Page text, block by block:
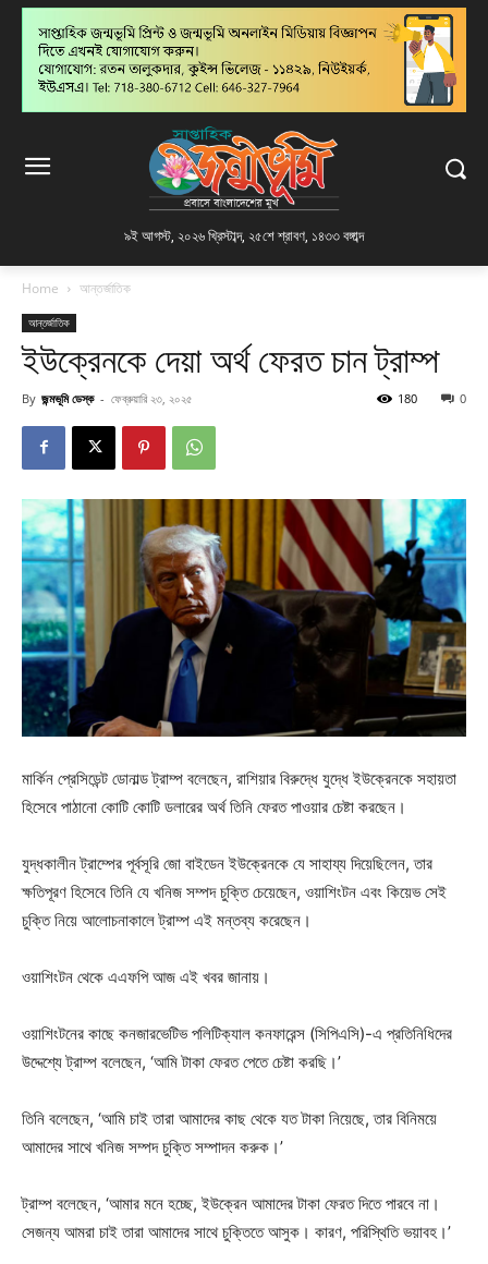
৯ই আগস্ট, ২০২৬ খ্রিস্টাব্দ, ২৫শে শ্রাবণ, ১৪৩৩ বঙ্গাব্দ
Home আন্তর্জাতিক
আন্তর্জাতিক
ইউক্রেনকে দেয়া অর্থ ফেরত চান ট্রাম্প
By জন্মভূমি ডেস্ক - ফেব্রুয়ারি ২৩, ২০২৫ 0
180
মার্কিন প্রেসিডেন্ট ডোনাল্ড ট্রাম্প বলেছেন, রাশিয়ার বিরুদ্ধে যুদ্ধে ইউক্রেনকে সহায়তা
হিসেবে পাঠানো কোটি কোটি ডলারের অর্থ তিনি ফেরত পাওয়ার চেষ্টা করছেন।
যুদ্ধকালীন ট্রাম্পের পূর্বসূরি জো বাইডেন ইউক্রেনকে যে সাহায্য দিয়েছিলেন, তার
ক্ষতিপূরণ হিসেবে তিনি যে খনিজ সম্পদ চুক্তি চেয়েছেন, ওয়াশিংটন এবং কিয়েভ সেই
চুক্তি নিয়ে আলোচনাকালে ট্রাম্প এই মন্তব্য করেছেন।
ওয়াশিংটন থেকে এএফপি আজ এই খবর জানায়।
ওয়াশিংটনের কাছে কনজারভেটিভ পলিটিক্যাল কনফারেন্স (সিপিএসি)-এ প্রতিনিধিদের
উদ্দেশ্যে ট্রাম্প বলেছেন, ‘আমি টাকা ফেরত পেতে চেষ্টা করছি।’
তিনি বলেছেন, ‘আমি চাই তারা আমাদের কাছ থেকে যত টাকা নিয়েছে, তার বিনিময়ে
আমাদের সাথে খনিজ সম্পদ চুক্তি সম্পাদন করুক।’
ট্রাম্প বলেছেন, ‘আমার মনে হচ্ছে, ইউক্রেন আমাদের টাকা ফেরত দিতে পারবে না।
সেজন্য আমরা চাই তারা আমাদের সাথে চুক্তিতে আসুক। কারণ, পরিস্থিতি ভয়াবহ।’